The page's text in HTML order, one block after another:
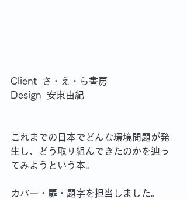
Client_さ・え・ら書房
Design_安東由紀
これまでの日本でどんな環境問題が発
生し、どう取り組んできたのかを辿っ
てみようという本。
カバー・扉・題字を担当しました。